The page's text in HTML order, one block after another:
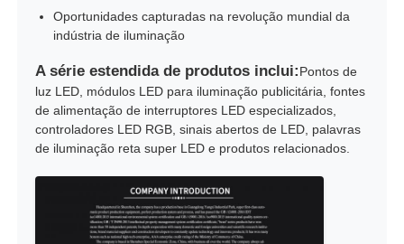
Oportunidades capturadas na revolução mundial da
indústria de iluminação
A série estendida de produtos inclui:Pontos de
luz LED, módulos LED para iluminação publicitária, fontes
de alimentação de interruptores LED especializados,
controladores LED RGB, sinais abertos de LED, palavras
de iluminação reta super LED e produtos relacionados.